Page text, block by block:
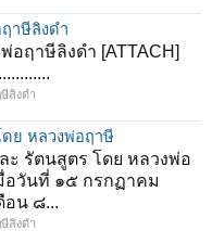
าษีลิงดำ
ฤาษีลิงดำ [ATTACH]
ลิงดำ
ย หลวงพ่อฤาษี
ะ รัตนสูตร โดย หลวงพ่อ
อวันที่ ๑๕ กรกฏาคม
อน ๘...
ลิงดำ